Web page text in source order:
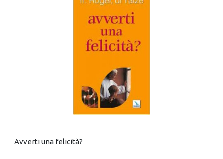
Avverti una felicità?